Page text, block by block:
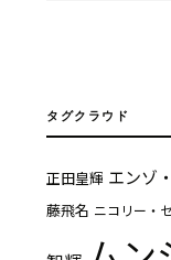
タグクラウド
正田皇輝 エンゾ
藤飛名 ニコリー・